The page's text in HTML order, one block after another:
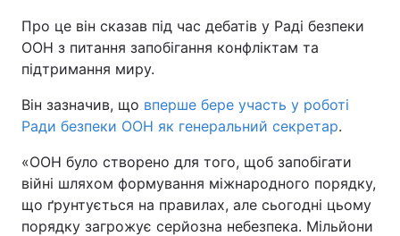
Про це він сказав під час дебатів у Раді безпеки
ООН з питання запобігання конфліктам та
підтримання миру.
Він зазначив, що вперше бере участь у роботі
Ради безпеки ООН як генеральний секретар.
«ООН було створено для того, щоб запобігати
війні шляхом формування міжнародного порядку,
що ґрунтується на правилах, але сьогодні цьому
порядку загрожує серйозна небезпека. Мільйони